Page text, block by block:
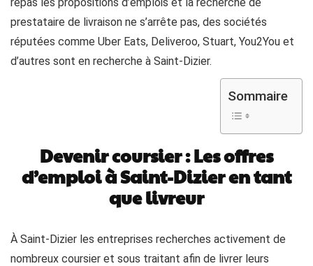
prestataire de livraison ne s’arrête pas, des sociétés
réputées comme Uber Eats, Deliveroo, Stuart, You2You et
d’autres sont en recherche à Saint-Dizier.
Sommaire
Devenir coursier : Les offres
d’emploi à Saint-Dizier en tant
que livreur
À Saint-Dizier les entreprises recherches activement de
nombreux coursier et sous traitant afin de livrer leurs